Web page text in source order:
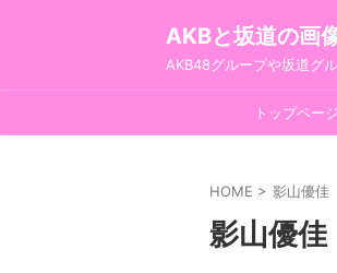
AKBと坂道の画
AKB48グループや坂道グ
トップページ
HOME > 影山優佳
影山優佳